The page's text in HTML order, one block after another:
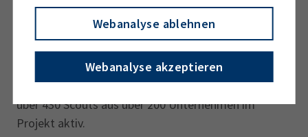
Webanalyse ablehnen
Webanalyse akzeptieren
rund 1.500 IHK-Ausbildungs­scouts etwa 57.000
Schülerinnen und Schüler in mehr als 3.200
Schulklassen besucht und ihnen von der
Automobilkauffrau bis zum Zerspanungsmechaniker
über 90 ver­schiedene Berufe vorgestellt. Aktuell sind
über 430 Scouts aus über 200 Unternehmen im
Projekt aktiv.